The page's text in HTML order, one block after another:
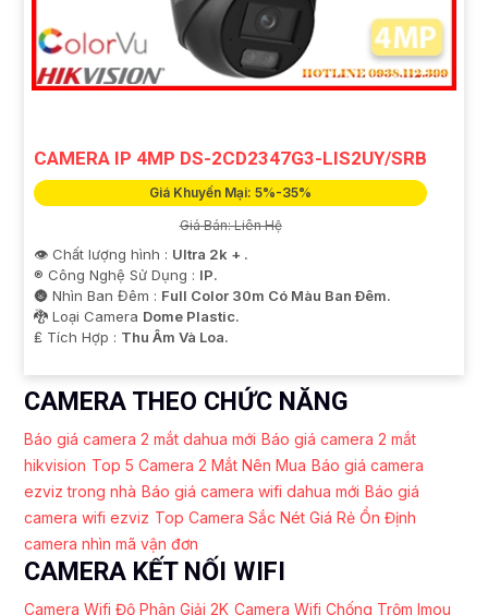
CAMERA IP 4MP DS-2CD2347G3-LIS2UY/SRB
Giá Khuyến Mại: 5%-35%
Giá Bán: Liên Hệ
👁 Chất lượng hình : Ultra 2k + .
®️ Công Nghệ Sử Dụng : IP.
🌚 Nhìn Ban Đêm : Full Color 30m Có Màu Ban Ðêm.
🐉️ Loại Camera Dome Plastic.
️₤ Tích Hợp : Thu Âm Và Loa.
CAMERA THEO CHỨC NĂNG
Báo giá camera 2 mắt dahua mới Báo giá camera 2 mắt
hikvision Top 5 Camera 2 Mắt Nên Mua Báo giá camera
ezviz trong nhà Báo giá camera wifi dahua mới Báo giá
camera wifi ezviz Top Camera Sắc Nét Giá Rẻ Ổn Định
camera nhìn mã vận đơn
CAMERA KẾT NỐI WIFI
Camera Wifi Độ Phân Giải 2K Camera Wifi Chống Trộm Imou